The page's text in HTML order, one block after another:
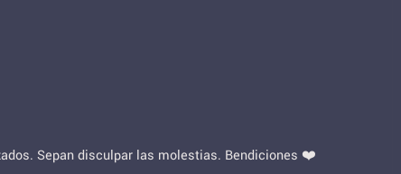
Sepan disculpar las molestias. Bendiciones ❤️